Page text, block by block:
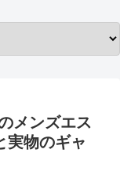
メンズエス
実物のギャ